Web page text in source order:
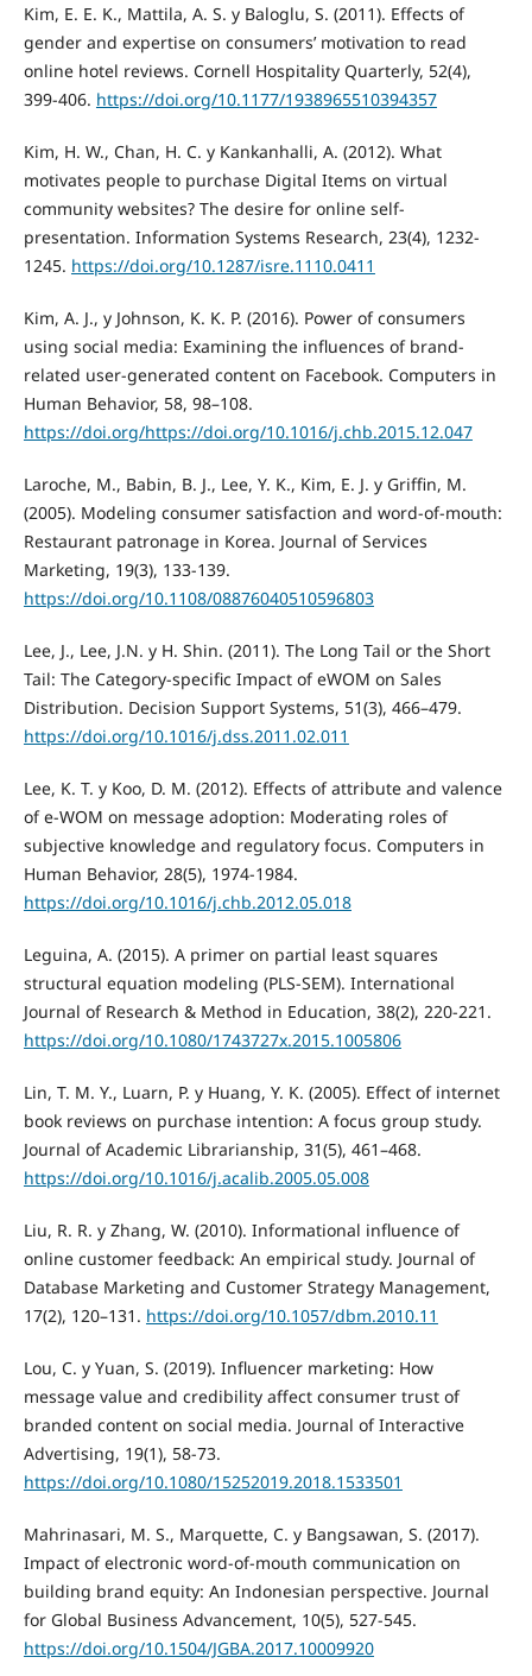
Kim, E. E. K., Mattila, A. S. y Baloglu, S. (2011). Effects of
gender and expertise on consumers’ motivation to read
online hotel reviews. Cornell Hospitality Quarterly, 52(4),
399-406. https://doi.org/10.1177/1938965510394357
Kim, H. W., Chan, H. C. y Kankanhalli, A. (2012). What
motivates people to purchase Digital Items on virtual
community websites? The desire for online self-
presentation. Information Systems Research, 23(4), 1232-
1245. https://doi.org/10.1287/isre.1110.0411
Kim, A. J., y Johnson, K. K. P. (2016). Power of consumers
using social media: Examining the influences of brand-
related user-generated content on Facebook. Computers in
Human Behavior, 58, 98–108.
https://doi.org/https://doi.org/10.1016/j.chb.2015.12.047
Laroche, M., Babin, B. J., Lee, Y. K., Kim, E. J. y Griffin, M.
(2005). Modeling consumer satisfaction and word-of-mouth:
Restaurant patronage in Korea. Journal of Services
Marketing, 19(3), 133-139.
https://doi.org/10.1108/08876040510596803
Lee, J., Lee, J.N. y H. Shin. (2011). The Long Tail or the Short
Tail: The Category-specific Impact of eWOM on Sales
Distribution. Decision Support Systems, 51(3), 466–479.
https://doi.org/10.1016/j.dss.2011.02.011
Lee, K. T. y Koo, D. M. (2012). Effects of attribute and valence
of e-WOM on message adoption: Moderating roles of
subjective knowledge and regulatory focus. Computers in
Human Behavior, 28(5), 1974-1984.
https://doi.org/10.1016/j.chb.2012.05.018
Leguina, A. (2015). A primer on partial least squares
structural equation modeling (PLS-SEM). International
Journal of Research & Method in Education, 38(2), 220-221.
https://doi.org/10.1080/1743727x.2015.1005806
Lin, T. M. Y., Luarn, P. y Huang, Y. K. (2005). Effect of internet
book reviews on purchase intention: A focus group study.
Journal of Academic Librarianship, 31(5), 461–468.
https://doi.org/10.1016/j.acalib.2005.05.008
Liu, R. R. y Zhang, W. (2010). Informational influence of
online customer feedback: An empirical study. Journal of
Database Marketing and Customer Strategy Management,
17(2), 120–131. https://doi.org/10.1057/dbm.2010.11
Lou, C. y Yuan, S. (2019). Influencer marketing: How
message value and credibility affect consumer trust of
branded content on social media. Journal of Interactive
Advertising, 19(1), 58-73.
https://doi.org/10.1080/15252019.2018.1533501
Mahrinasari, M. S., Marquette, C. y Bangsawan, S. (2017).
Impact of electronic word-of-mouth communication on
building brand equity: An Indonesian perspective. Journal
for Global Business Advancement, 10(5), 527-545.
https://doi.org/10.1504/JGBA.2017.10009920